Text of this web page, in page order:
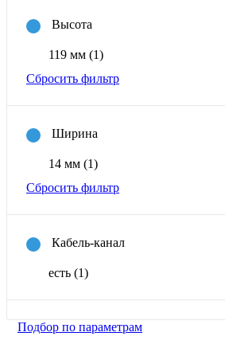
Высота
119 мм (1)
Сбросить фильтр
Ширина
14 мм (1)
Сбросить фильтр
Кабель-канал
есть (1)
Подбор по параметрам